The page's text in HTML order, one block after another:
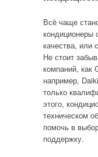
Всё чаще
кондиционеры
качества, или
Не стоит
компаний, как
например,
только
этого,
техническом
помочь в
поддержку.